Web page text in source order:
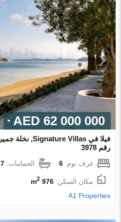
62 000 000 AED
رقم 3978
غرف نوم:6 الحمامات:7
مكان السكن:976 m
2
A1 Properties